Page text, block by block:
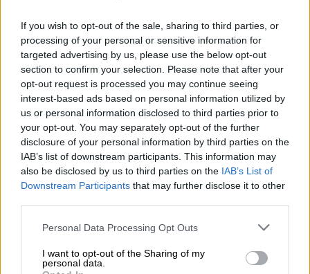
If you wish to opt-out of the sale, sharing to third parties, or
processing of your personal or sensitive information for
targeted advertising by us, please use the below opt-out
section to confirm your selection. Please note that after your
opt-out request is processed you may continue seeing
interest-based ads based on personal information utilized by
us or personal information disclosed to third parties prior to
your opt-out. You may separately opt-out of the further
disclosure of your personal information by third parties on the
IAB’s list of downstream participants. This information may
also be disclosed by us to third parties on the IAB’s List of
Downstream Participants that may further disclose it to other
Please note that this website/app uses one or more Google
not limited to your visit or usage behaviour. You may click to
grant or deny consent to Google and its third-party tags to
Personal Data Processing Opt Outs
I want to opt-out of the Sharing of my
personal data.
βασανίζεται από πέντε συγκρατούμενούς
του μέσα στο κελί του, ενώ οι φύλακες, που
συμμετείχαν σε απεργία 48 ωρών,δεν το
αντιλήφθηκαν παρά μόνο έπειτα από ημέρες
Εξουθένωση των σωφρονιστικών
υπαλλήλων
Αυτές οι συνθήκεςενισχύουν τις ήδη
υπάρχουσες ελλείψεις προσωπικού. Στη
Χάρεν, το μεγαλύτερο σωφρονιστικό
έχουν τραυματιστεί και δεν μπορούν να
έρθουν στη δουλειά», δήλωσε ο Σαρικάγια, ο
οποίος εργάζεται στο συγκεκριμένο